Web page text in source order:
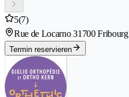
5(7)
Rue de Locarno 31700 Fribourg
Termin reservieren